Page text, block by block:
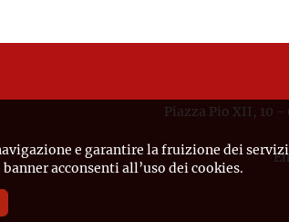
Piazza Pio XII, 10 -
e garantire la fruizione dei
acconsenti all’uso dei cookies.